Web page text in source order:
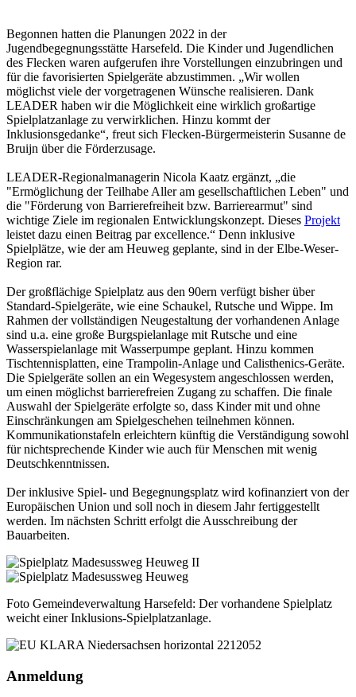
Begonnen hatten die Planungen 2022 in der
Jugendbegegnungsstätte Harsefeld. Die Kinder und Jugendlichen
des Flecken waren aufgerufen ihre Vorstellungen einzubringen und
für die favorisierten Spielgeräte abzustimmen. „Wir wollen
möglichst viele der vorgetragenen Wünsche realisieren. Dank
LEADER haben wir die Möglichkeit eine wirklich großartige
Spielplatzanlage zu verwirklichen. Hinzu kommt der
Inklusionsgedanke“, freut sich Flecken-Bürgermeisterin Susanne de
Bruijn über die Förderzusage.
LEADER-Regionalmanagerin Nicola Kaatz ergänzt, „die
"Ermöglichung der Teilhabe Aller am gesellschaftlichen Leben" und
die "Förderung von Barrierefreiheit bzw. Barrierearmut" sind
wichtige Ziele im regionalen Entwicklungskonzept. Dieses Projekt
leistet dazu einen Beitrag par excellence.“ Denn inklusive
Spielplätze, wie der am Heuweg geplante, sind in der Elbe-Weser-
Region rar.
Der großflächige Spielplatz aus den 90ern verfügt bisher über
Standard-Spielgeräte, wie eine Schaukel, Rutsche und Wippe. Im
Rahmen der vollständigen Neugestaltung der vorhandenen Anlage
sind u.a. eine große Burgspielanlage mit Rutsche und eine
Wasserspielanlage mit Wasserpumpe geplant. Hinzu kommen
Tischtennisplatten, eine Trampolin-Anlage und Calisthenics-Geräte.
Die Spielgeräte sollen an ein Wegesystem angeschlossen werden,
um einen möglichst barrierefreien Zugang zu schaffen. Die finale
Auswahl der Spielgeräte erfolgte so, dass Kinder mit und ohne
Einschränkungen am Spielgeschehen teilnehmen können.
Kommunikationstafeln erleichtern künftig die Verständigung sowohl
für nichtsprechende Kinder wie auch für Menschen mit wenig
Deutschkenntnissen.
Der inklusive Spiel- und Begegnungsplatz wird kofinanziert von der
Europäischen Union und soll noch in diesem Jahr fertiggestellt
werden. Im nächsten Schritt erfolgt die Ausschreibung der
Bauarbeiten.
Foto Gemeindeverwaltung Harsefeld: Der vorhandene Spielplatz
weicht einer Inklusions-Spielplatzanlage.
Anmeldung